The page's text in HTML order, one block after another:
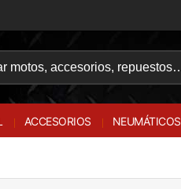
ACCESORIOS NEUMÁTICOS